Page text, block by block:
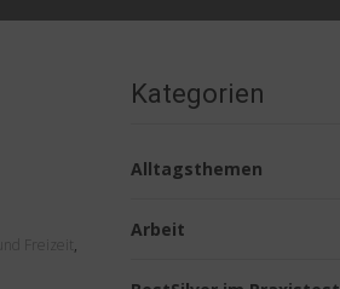
Freizeit,
Kategorien
Alltagsthemen
Arbeit